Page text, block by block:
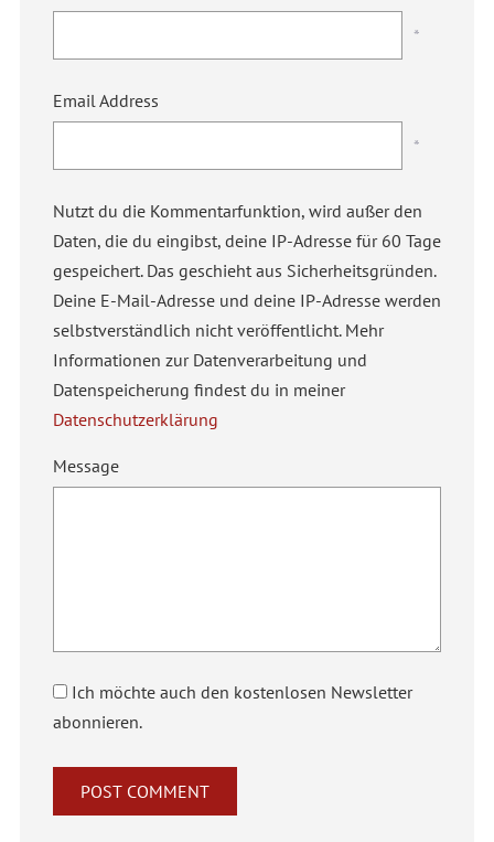
*
Email Address
*
Nutzt du die Kommentarfunktion, wird außer den
Daten, die du eingibst, deine IP-Adresse für 60 Tage
gespeichert. Das geschieht aus Sicherheitsgründen.
Deine E-Mail-Adresse und deine IP-Adresse werden
selbstverständlich nicht veröffentlicht. Mehr
Informationen zur Datenverarbeitung und
Datenspeicherung findest du in meiner
Datenschutzerklärung
Message
Ich möchte auch den kostenlosen Newsletter
abonnieren.